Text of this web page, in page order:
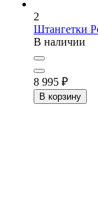
2
Штангетки
В наличии
8 995 ₽
В корзину